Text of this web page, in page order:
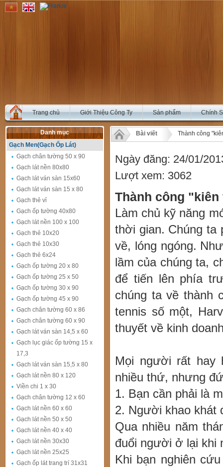
Trang chủ Giới Thiệu Công Ty Sản phẩm Chính
Danh mục
Gạch Men(Gạch Ốp Lát)
Gạch chân tường 50 x 90
Gạch lát nền 80x80
Gạch lát ván sàn 15x60
Gạch lát ván sàn 15 x 80
Gạch thẻ vỉ
Gạch ốp tường 40x80
Gạch lát nền 100 x 100
Gạch thẻ 10x20
Gạch thẻ 10x30
Gạch thẻ 6x24
Gạch ốp tường 20 x 80
Gạch ốp tường 25 x 50
Gạch ốp tường 30 x 90
Gạch ốp tường 45 x 90
Gạch chân tường 60 x 86
Gạch chân tường 60 x 90
Gạch lát ván sàn 14,5 x 60
Gạch lục giác ốp tường 15 x
17,3
Gạch lát ván sàn 15,5 x 80
Gạch lát nền 80 x 120
Viền chi 1 x 30
Gạch chân tường 12 x 60
Gạch lát nền 60 x 60
Gạch lát nền 50 x 50
Gạch lát nền 40 x 40
Gạch lát nền 30x30
Gạch lát nền 25x25
Gạch ốp lát trang trí 31x31
Bài viết Thành công
Ngày đăng: 24/01/
Lượt xem: 3062
Thành công
Làm chủ kỹ năng
thời gian. Chúng ta
về, lóng ngóng.
lầm của chúng ta,
để tiến lên phía
chúng ta về thành
tennis số một,
thuyết về kinh
Mọi người rất hay
nhiều thứ, nhưng
1. Bạn cần phải là
2. Người khao khát
Qua nhiều năm
đuổi người ở lại khi
Khi bạn nghiên